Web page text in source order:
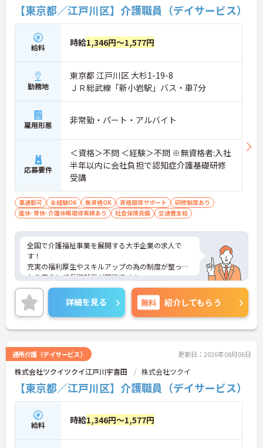
【東京都／江戸川区】介護職員（デイサービス）
給料 時給1,346円～1,577円
勤務地
東京都 江戸川区 大杉1-19-8
ＪＲ総武線「新小岩駅」バス・車7分
雇用形態 非常勤・パート・アルバイト
応募要件
＜資格＞不問 ＜経験＞不問 ※無資格者:入社
半年以内に会社負担で認知症介護基礎研修
受講
車通勤可 未経験OK 無資格OK 資格取得サポート
研修制度あり
産休･育休･介護休暇取得実績あり
社会保険完備 交通費支給
全国で介護福祉事業を展開する大手企業の求人で
す！
充実の福利厚生やスキルアップの為の制度が整って
おり安心して長期就業が可能です！
ご興味ある方には、面接のポイントなど、さらに詳
細をお話致しますのでお気軽にご相談ください。
詳細を見る 無料 紹介してもらう
通所介護（デイサービス） 更新日：2026年08月06日
株式会社ツクイツクイ江戸川宇喜田 株式会社ツクイ
【東京都／江戸川区】介護職員（デイサービス）
給料 時給1,346円～1,577円